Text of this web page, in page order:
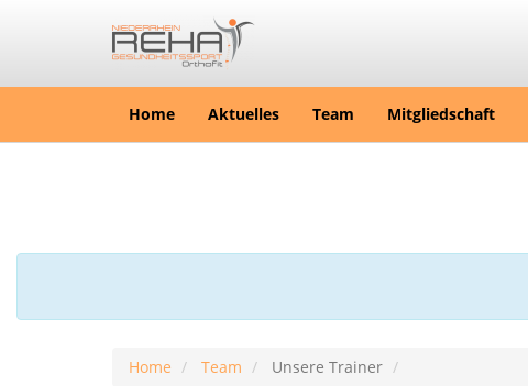
Home Aktuelles Team Mitgliedschaft
Home Team Unsere Trainer